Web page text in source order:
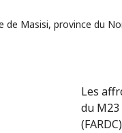
de Masisi, province du
Les
du M23